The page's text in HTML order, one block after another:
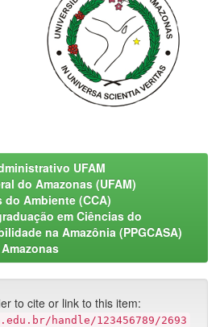
UFAM
do Amazonas (UFAM)
Ambiente (CCA)
em Ciências do
na Amazônia (PPGCASA)
to cite or link to this item:
handle/123456789/2693